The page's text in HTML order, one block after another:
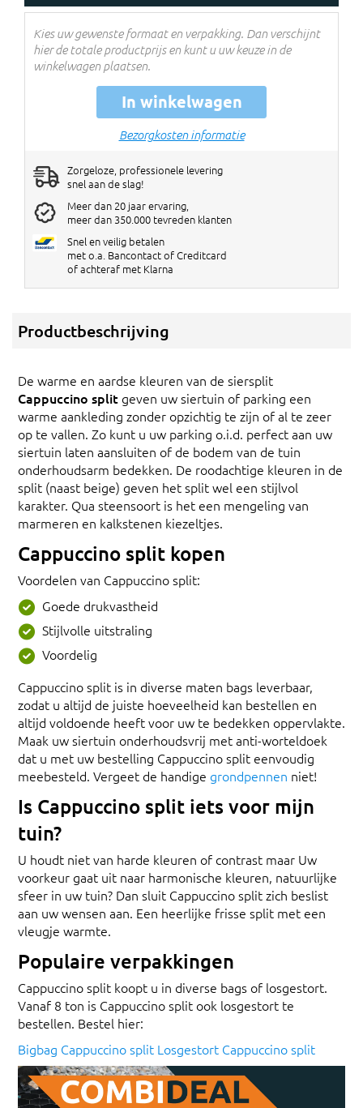
Kies uw gewenste formaat en verpakking. Dan verschijnt
hier de totale productprijs en kunt u uw keuze in de
winkelwagen plaatsen.
In winkelwagen
Bezorgkosten informatie
Zorgeloze, professionele levering
snel aan de slag!
Meer dan 20 jaar ervaring,
meer dan 350.000 tevreden klanten
Snel en veilig betalen
met o.a. Bancontact of Creditcard
of achteraf met Klarna
Productbeschrijving
De warme en aardse kleuren van de siersplit
Cappuccino split geven uw siertuin of parking een
warme aankleding zonder opzichtig te zijn of al te zeer
op te vallen. Zo kunt u uw parking o.i.d. perfect aan uw
siertuin laten aansluiten of de bodem van de tuin
onderhoudsarm bedekken. De roodachtige kleuren in de
split (naast beige) geven het split wel een stijlvol
karakter. Qua steensoort is het een mengeling van
marmeren en kalkstenen kiezeltjes.
Cappuccino split kopen
Voordelen van Cappuccino split:
Goede drukvastheid
Stijlvolle uitstraling
Voordelig
Cappuccino split is in diverse maten bags leverbaar,
zodat u altijd de juiste hoeveelheid kan bestellen en
altijd voldoende heeft voor uw te bedekken oppervlakte.
Maak uw siertuin onderhoudsvrij met anti-worteldoek
dat u met uw bestelling Cappuccino split eenvoudig
meebesteld. Vergeet de handige grondpennen niet!
Is Cappuccino split iets voor mijn
tuin?
U houdt niet van harde kleuren of contrast maar Uw
voorkeur gaat uit naar harmonische kleuren, natuurlijke
sfeer in uw tuin? Dan sluit Cappuccino split zich beslist
aan uw wensen aan. Een heerlijke frisse split met een
vleugje warmte.
Populaire verpakkingen
Cappuccino split koopt u in diverse bags of losgestort.
Vanaf 8 ton is Cappuccino split ook losgestort te
bestellen. Bestel hier:
Bigbag Cappuccino split Losgestort Cappuccino split